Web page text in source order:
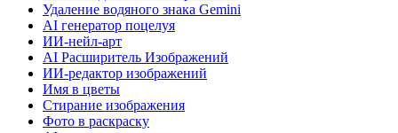
Удаление водяного знака Gemini
AI генератор поцелуя
ИИ-нейл-арт
AI Расширитель Изображений
ИИ-редактор изображений
Имя в цветы
Стирание изображения
Фото в раскраску